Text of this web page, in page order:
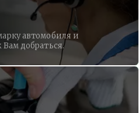
автомобиля и
добраться.